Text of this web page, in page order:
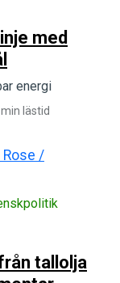
med
energi
lästid
tallolja